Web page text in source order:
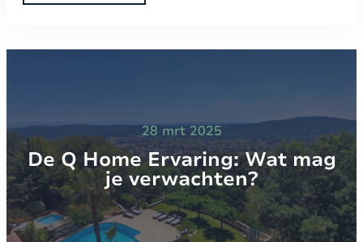
28 mrt 2025
De Q Home Ervaring: Wat mag
je verwachten?